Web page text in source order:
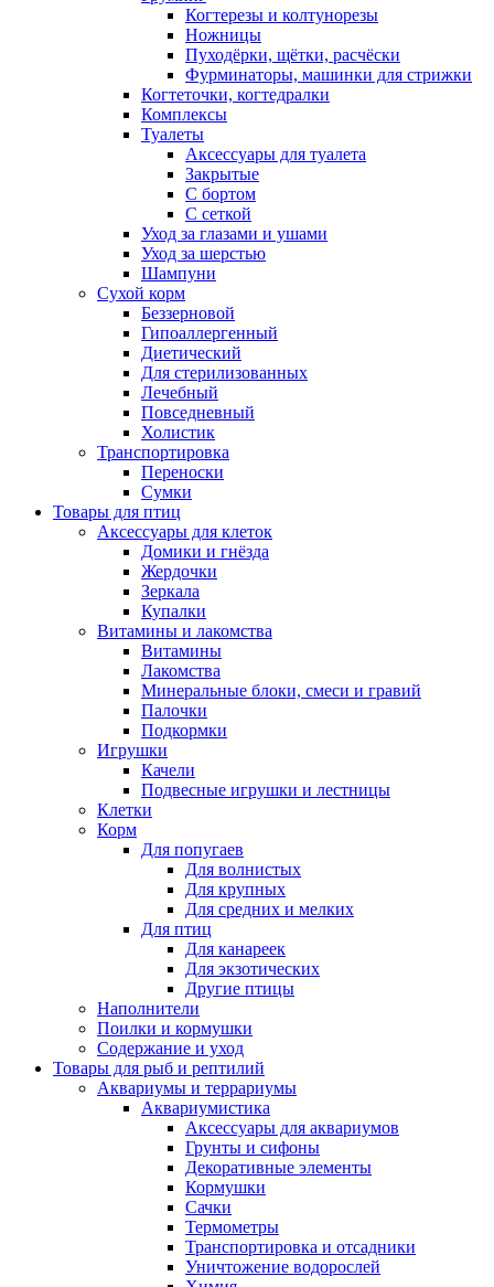
Когтерезы и колтунорезы
Ножницы
Пуходёрки, щётки, расчёски
Фурминаторы, машинки для стрижки
Когтеточки, когтедралки
Комплексы
Туалеты
Аксессуары для туалета
Закрытые
С бортом
С сеткой
Уход за глазами и ушами
Уход за шерстью
Шампуни
Сухой корм
Беззерновой
Гипоаллергенный
Диетический
Для стерилизованных
Лечебный
Повседневный
Холистик
Транспортировка
Переноски
Сумки
Товары для птиц
Аксессуары для клеток
Домики и гнёзда
Жердочки
Зеркала
Купалки
Витамины и лакомства
Витамины
Лакомства
Минеральные блоки, смеси и гравий
Палочки
Подкормки
Игрушки
Качели
Подвесные игрушки и лестницы
Клетки
Корм
Для попугаев
Для волнистых
Для крупных
Для средних и мелких
Для птиц
Для канареек
Для экзотических
Другие птицы
Наполнители
Поилки и кормушки
Содержание и уход
Товары для рыб и рептилий
Аквариумы и террариумы
Аквариумистика
Аксессуары для аквариумов
Грунты и сифоны
Декоративные элементы
Кормушки
Сачки
Термометры
Транспортировка и отсадники
Уничтожение водорослей